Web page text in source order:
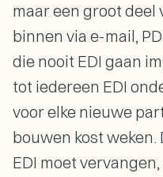
maar een groot deel
binnen via e-mail,
die nooit EDI gaan
tot iedereen EDI
voor elke nieuwe
bouwen kost weken.
EDI moet